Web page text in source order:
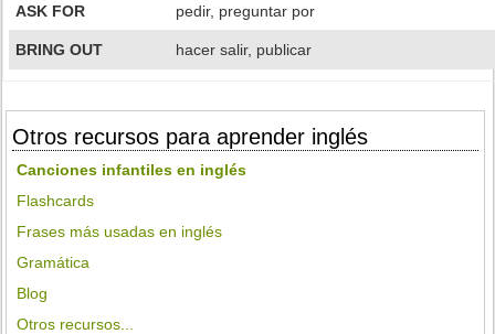
ASK FOR pedir, preguntar por
BRING OUT hacer salir, publicar
Otros recursos para aprender inglés
Canciones infantiles en inglés
Flashcards
Frases más usadas en inglés
Gramática
Blog
Otros recursos...